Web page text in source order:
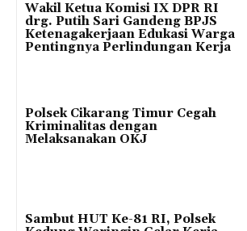
Wakil Ketua Komisi IX DPR RI
drg. Putih Sari Gandeng BPJS
Ketenagakerjaan Edukasi Warga
Pentingnya Perlindungan Kerja
Polsek Cikarang Timur Cegah
Kriminalitas dengan
Melaksanakan OKJ
Sambut HUT Ke-81 RI, Polsek